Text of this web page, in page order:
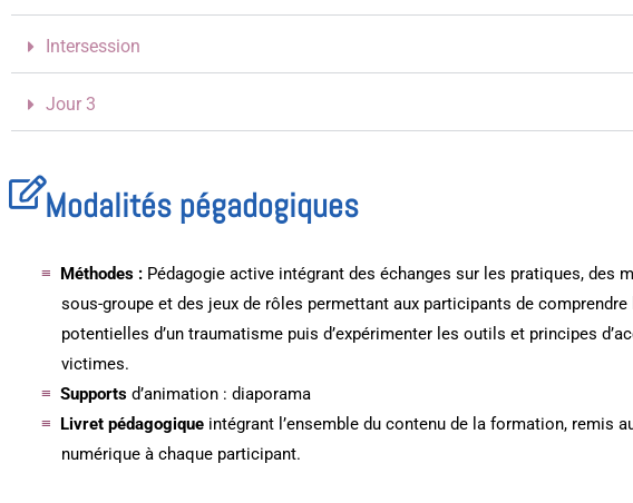
Intersession
Jour 3
Modalités pégadogiques
Méthodes : Pédagogie active intégrant des échanges sur les pratiques, des
sous-groupe et des jeux de rôles permettant aux participants de
potentielles d’un traumatisme puis d’expérimenter les outils et principes
victimes.
Supports d’animation : diaporama
Livret pédagogique intégrant l’ensemble du contenu de la formation, remis
numérique à chaque participant.